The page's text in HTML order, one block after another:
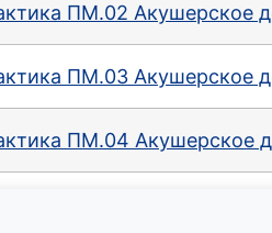
ПМ.02 Акушерское
ПМ.03 Акушерское
ПМ.04 Акушерское